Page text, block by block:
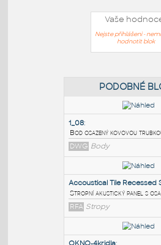
Vaše
Nejste přihlášeni -
hodnotit blok
1_08:
Bod osazený
DWG
Body